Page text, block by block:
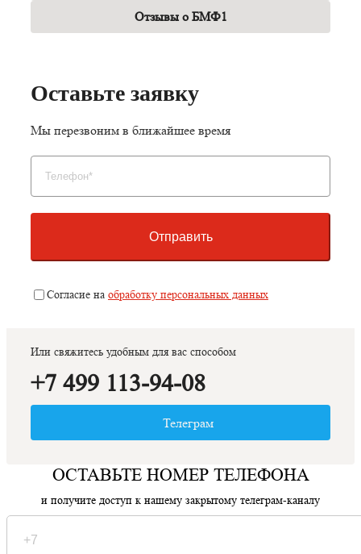
Отзывы о БМФ1
Оставьте заявку
Мы перезвоним в ближайшее время
Отправить
Согласие на обработку персональных данных
Или свяжитесь удобным для вас способом
+7 499 113-94-08
Телеграм
ОСТАВЬТЕ НОМЕР ТЕЛЕФОНА
и получите доступ к нашему закрытому телеграм-каналу